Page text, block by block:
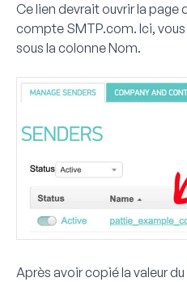
Ce lien devrait ouvrir la
compte SMTP.com. Ici,
sous la colonneNom.
Après avoir copié la valeur